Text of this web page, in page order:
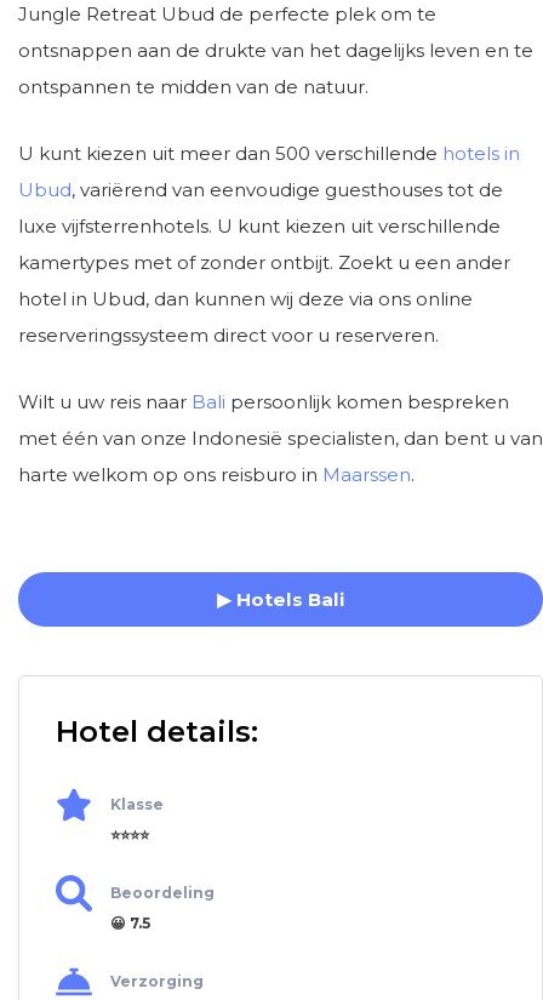
Jungle Retreat Ubud de perfecte plek om te
ontsnappen aan de drukte van het dagelijks leven en te
ontspannen te midden van de natuur.
U kunt kiezen uit meer dan 500 verschillende hotels in
Ubud, variërend van eenvoudige guesthouses tot de
luxe vijfsterrenhotels. U kunt kiezen uit verschillende
kamertypes met of zonder ontbijt. Zoekt u een ander
hotel in Ubud, dan kunnen wij deze via ons online
reserveringssysteem direct voor u reserveren.
Wilt u uw reis naar Bali persoonlijk komen bespreken
met één van onze Indonesië specialisten, dan bent u van
harte welkom op ons reisburo in Maarssen.
▶ Hotels Bali
Hotel details:
Klasse
⭐⭐⭐⭐
Beoordeling
😀 7.5
Verzorging